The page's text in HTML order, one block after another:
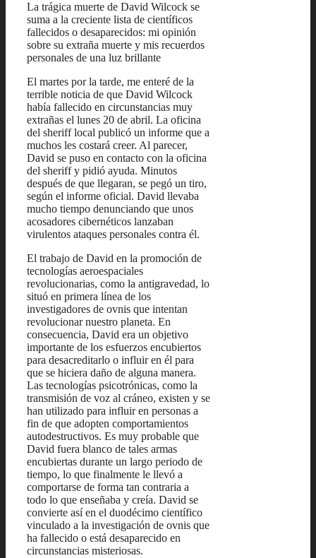
La trágica muerte de David Wilcock se
suma a la creciente lista de científicos
fallecidos o desaparecidos: mi opinión
sobre su extraña muerte y mis recuerdos
personales de una luz brillante
El martes por la tarde, me enteré de la
terrible noticia de que David Wilcock
había fallecido en circunstancias muy
extrañas el lunes 20 de abril. La oficina
del sheriff local publicó un informe que a
muchos les costará creer. Al parecer,
David se puso en contacto con la oficina
del sheriff y pidió ayuda. Minutos
después de que llegaran, se pegó un tiro,
según el informe oficial. David llevaba
mucho tiempo denunciando que unos
acosadores cibernéticos lanzaban
virulentos ataques personales contra él.
El trabajo de David en la promoción de
tecnologías aeroespaciales
revolucionarias, como la antigravedad, lo
situó en primera línea de los
investigadores de ovnis que intentan
revolucionar nuestro planeta. En
consecuencia, David era un objetivo
importante de los esfuerzos encubiertos
para desacreditarlo o influir en él para
que se hiciera daño de alguna manera.
Las tecnologías psicotrónicas, como la
transmisión de voz al cráneo, existen y se
han utilizado para influir en personas a
fin de que adopten comportamientos
autodestructivos. Es muy probable que
David fuera blanco de tales armas
encubiertas durante un largo periodo de
tiempo, lo que finalmente le llevó a
comportarse de forma tan contraria a
todo lo que enseñaba y creía. David se
convierte así en el duodécimo científico
vinculado a la investigación de ovnis que
ha fallecido o está desaparecido en
circunstancias misteriosas.